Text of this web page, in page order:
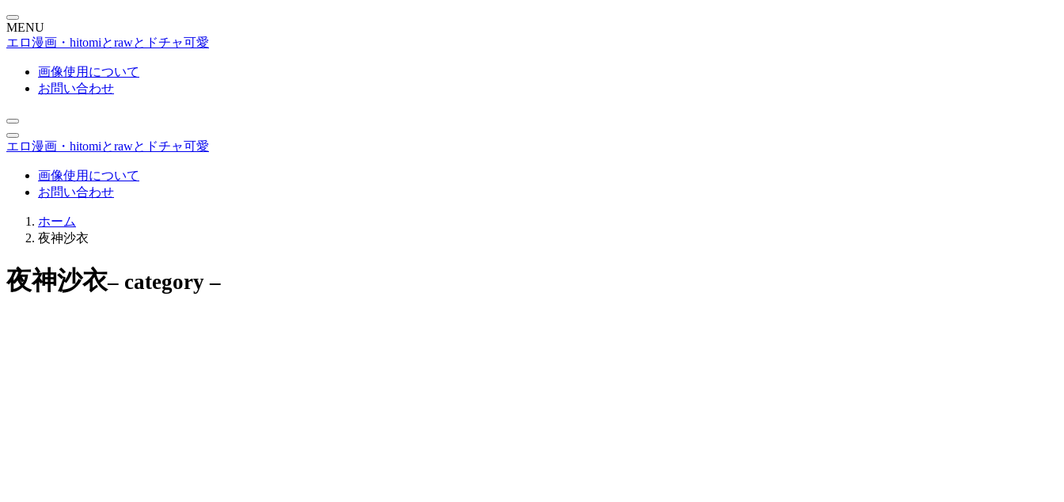
MENU
エロ漫画・hitomiとrawとドチャ可愛
画像使用について
お問い合わせ
エロ漫画・hitomiとrawとドチャ可愛
画像使用について
お問い合わせ
ホーム
夜神沙衣
夜神沙衣– category –